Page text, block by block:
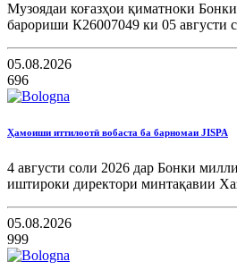
Музоядаи коғазҳои қиматноки
барориши К26007049 ки 05 августи
05.08.2026
696
Ҳамоиши иттилоотӣ вобаста ба барномаи JISPA
4 августи соли 2026 дар Бонки
иштироки директори минтақавии
05.08.2026
999